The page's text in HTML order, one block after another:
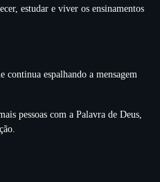
estudar e viver os ensinamentos
espalhando a mensagem
pessoas com a Palavra de Deus,